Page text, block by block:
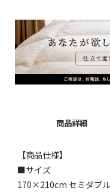
商品詳細
【商品仕様】
■サイズ
170×210cm セミダブル